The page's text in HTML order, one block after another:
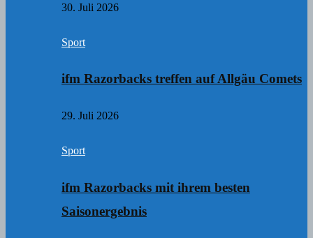
30. Juli 2026
Sport
ifm Razorbacks treffen auf Allgäu Comets
29. Juli 2026
Sport
ifm Razorbacks mit ihrem besten
Saisonergebnis